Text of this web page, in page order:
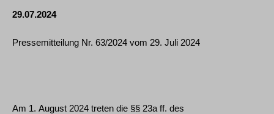
29.07.2024
Pressemitteilung Nr. 63/2024 vom 29. Juli 2024
Am 1. August 2024 treten die §§ 23a ff. des